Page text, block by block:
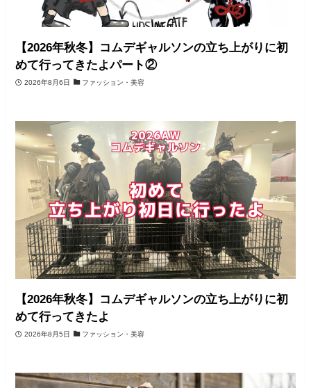
【2026年秋冬】コムデギャルソンの立ち上がりに初
めて行ってきたよパート②
2026年8月6日 ファッション・美容
【2026年秋冬】コムデギャルソンの立ち上がりに初
めて行ってきたよ
2026年8月5日 ファッション・美容